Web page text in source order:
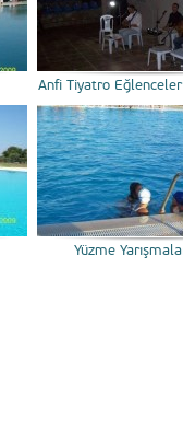
Anfi Tiyatro
Yüzme